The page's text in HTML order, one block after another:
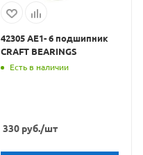
42305 АЕ1- 6 подшипник
CRAFT BEARINGS
Есть в наличии
330руб./шт